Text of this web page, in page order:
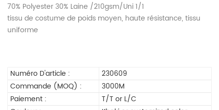
70% Polyester 30% Laine /210gsm/Uni 1/1
tissu de costume de poids moyen, haute résistance, tissu
uniforme
Numéro D'article :
230609
Commande (MOQ) :
3000M
Paiement :
T/T or L/C